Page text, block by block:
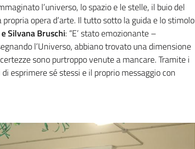
l’universo, lo spazio e le stelle, il buio del
opera d’arte. Il tutto sotto la guida e lo stimolo
Silvana Bruschi: “E’ stato emozionante –
l’Universo, abbiano trovato una dimensione
sono purtroppo venute a mancare. Tramite i
esprimere sé stessi e il proprio messaggio con